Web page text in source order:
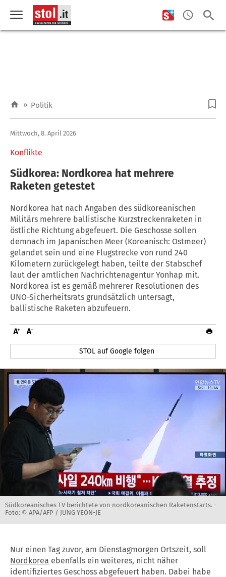
» Politik
Konflikte
Mittwoch, 8. April 2026
Südkorea: Nordkorea hat mehrere
Raketen getestet
Nordkorea hat nach Angaben des südkoreanischen
Militärs mehrere ballistische Kurzstreckenraketen in
östliche Richtung abgefeuert. Die Geschosse sollen
demnach im Japanischen Meer (Koreanisch: Ostmeer)
gelandet sein und eine Flugstrecke von rund 240
Kilometern zurückgelegt haben, teilte der Stabschef
laut der amtlichen Nachrichtenagentur Yonhap mit.
Nordkorea ist es gemäß mehrerer Resolutionen des
UNO-Sicherheitsrats grundsätzlich untersagt,
ballistische Raketen abzufeuern.
STOL auf Google folgen
Südkoreanisches TV berichtete von nordkoreanischen Raketenstarts. -
Foto: © APA/AFP / JUNG YEON-JE
Nur einen Tag zuvor, am Dienstagmorgen Ortszeit, soll
Nordkorea ebenfalls ein weiteres, nicht näher
identifiziertes Geschoss abgefeuert haben. Dabei habe